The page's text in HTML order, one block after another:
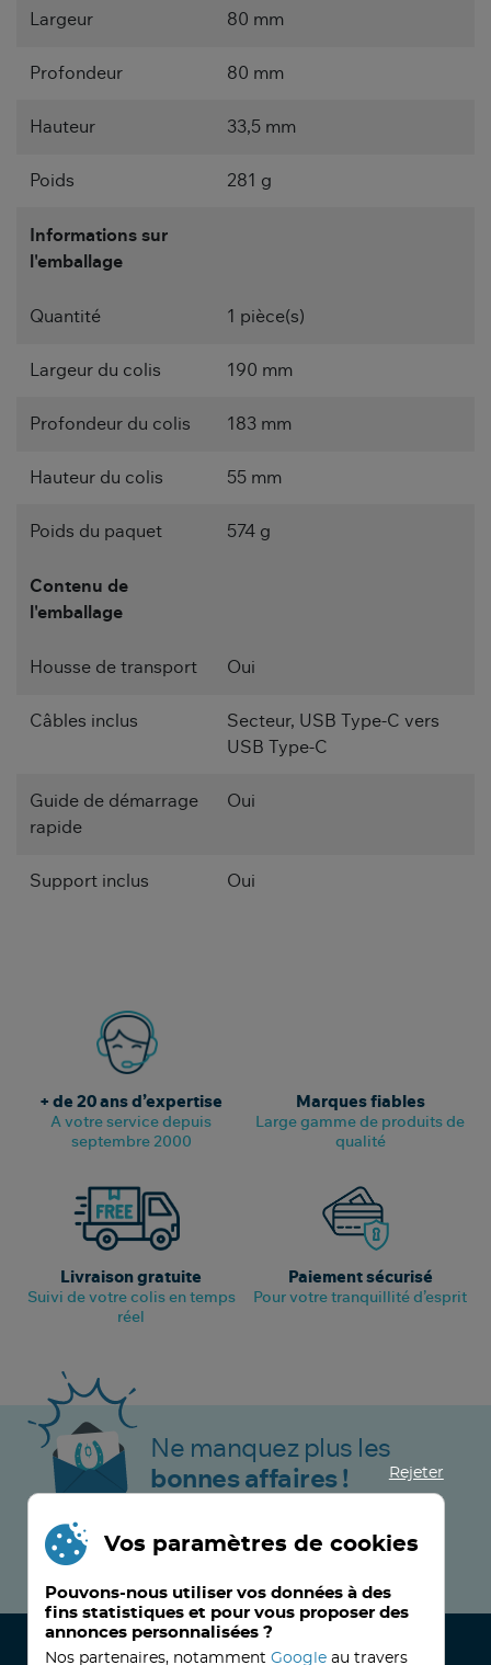
Largeur 80 mm
Profondeur 80 mm
Hauteur 33,5 mm
Poids 281 g
Informations sur
l'emballage
Quantité 1 pièce(s)
Largeur du colis 190 mm
Profondeur du colis 183 mm
Hauteur du colis 55 mm
Poids du paquet 574 g
Contenu de
l'emballage
Housse de transport Oui
Câbles inclus
Secteur, USB Type-C vers
USB Type-C
Guide de démarrage
rapide
Oui
Support inclus Oui
+ de 20 ans d’expertise
A votre service depuis
septembre 2000
Marques fiables
Large gamme de produits de
qualité
Livraison gratuite
Suivi de votre colis en temps
réel
Paiement sécurisé
Pour votre tranquillité d’esprit
Ne manquez plus les
bonnes affaires !
JE M’INSCRIS MAINTENANT !
Rejeter
Vos paramètres de cookies
Pouvons-nous utiliser vos données à des
fins statistiques et pour vous proposer des
annonces personnalisées ?
Nos partenaires, notamment Google au travers